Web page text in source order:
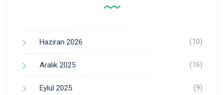
Haziran 2026 (10)
Aralık 2025 (16)
Eylül 2025 (9)